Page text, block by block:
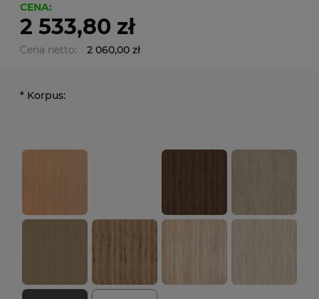
CENA:
2 533,80 zł
Cena netto: 2 060,00 zł
* Korpus: